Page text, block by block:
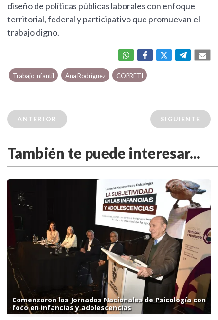
diseño de políticas públicas laborales con enfoque
territorial, federal y participativo que promuevan el
trabajo digno.
Trabajo Infantil Ana Rodríguez COPRETI
ANTERIOR SIGUIENTE
También te puede interesar...
Comenzaron las Jornadas Nacionales de Psicología con
foco en infancias y adolescencias